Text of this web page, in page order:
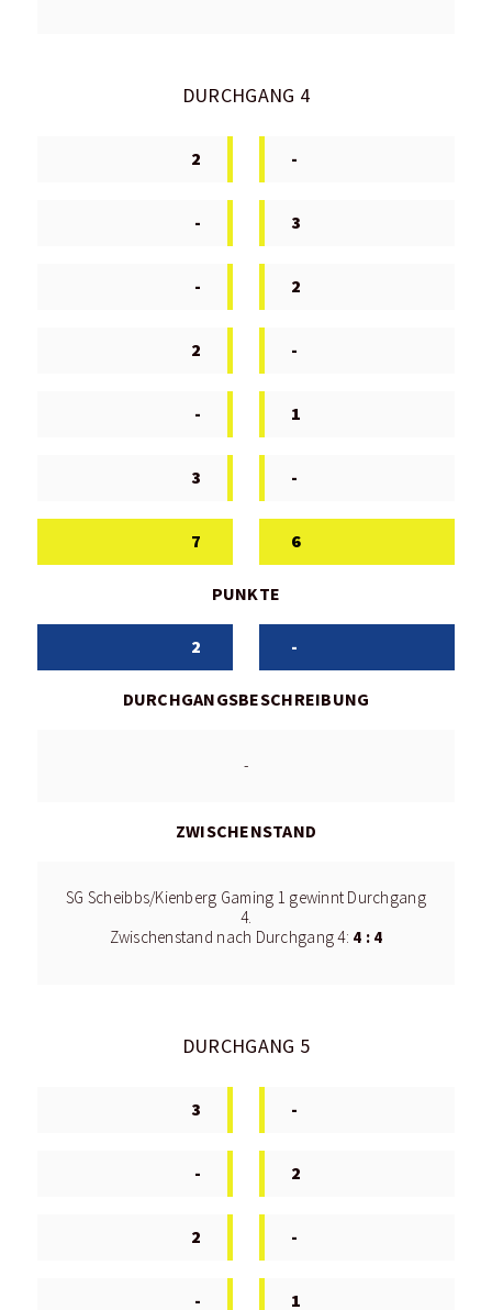
DURCHGANG 4
2 -
- 3
- 2
2 -
- 1
3 -
7 6
PUNKTE
2 -
DURCHGANGSBESCHREIBUNG
-
ZWISCHENSTAND
SG Scheibbs/Kienberg Gaming 1 gewinnt Durchgang
4.
Zwischenstand nach Durchgang 4: 4 : 4
DURCHGANG 5
3 -
- 2
2 -
- 1